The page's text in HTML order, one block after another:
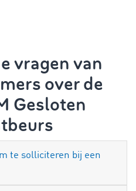
vragen van
over de
Gesloten
te solliciteren bij een